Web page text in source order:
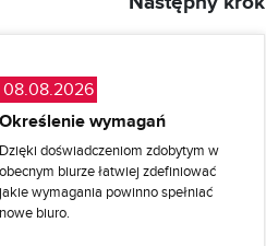
08.08.2026
Określenie wymagań
Dzięki doświadczeniom zdobytym w
obecnym biurze łatwiej zdefiniować
jakie wymagania powinno spełniać
nowe biuro.